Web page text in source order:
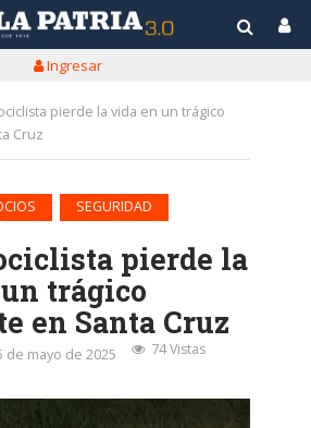
Ingresar
pierde la vida en un trágico
Cruz
SEGURIDAD
pierde la
trágico
en Santa Cruz
de mayo de 2025 74 Vistas